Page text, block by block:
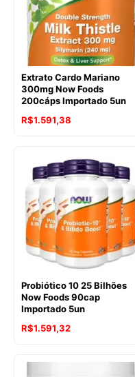
Extrato Cardo Mariano
300mg Now Foods
200cáps Importado 5un
R$1.591,38
Probiótico 10 25 Bilhões
Now Foods 90cap
Importado 5un
R$1.591,32